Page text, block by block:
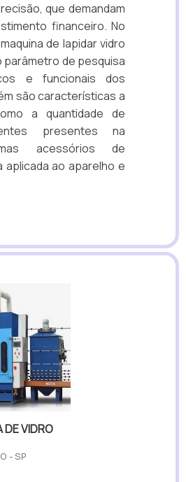
que demandam
financeiro. No
de lapidar vidro
parâmetro de pesquisa
e funcionais dos
são características a
a quantidade de
presentes na
acessórios de
ao aparelho e
DE VIDRO
- SP